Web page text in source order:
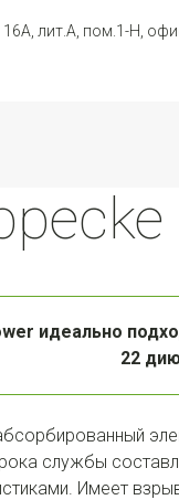
16А, лит.А, пом.1-Н,
идеально
22
службы
Имеет